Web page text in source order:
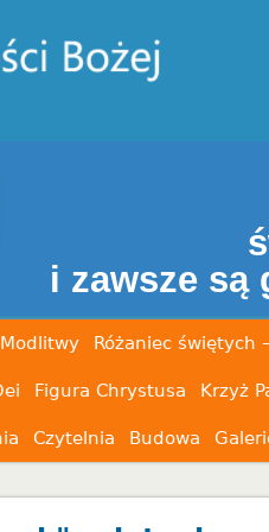
CZY
znają
na
Modlitwy Różaniec świętych
Figura Chrystusa Krzyż
Czytelnia Budowa